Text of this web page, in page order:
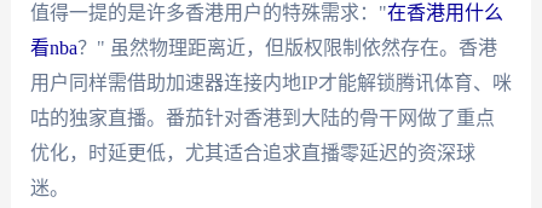
值得一提的是许多香港用户的特殊需求："在香港用什么
看nba？" 虽然物理距离近，但版权限制依然存在。香港
用户同样需借助加速器连接内地IP才能解锁腾讯体育、咪
咕的独家直播。番茄针对香港到大陆的骨干网做了重点
优化，时延更低，尤其适合追求直播零延迟的资深球
迷。